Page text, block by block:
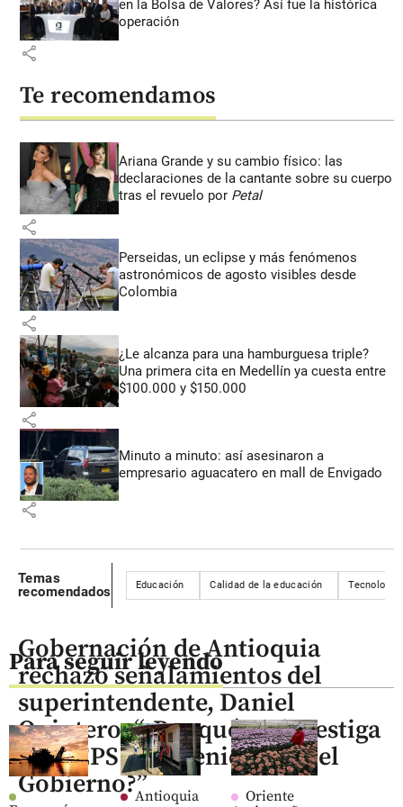
en la Bolsa de Valores? Así fue la histórica
operación
share
Te recomendamos
Ariana Grande y su cambio físico: las
declaraciones de la cantante sobre su cuerpo
tras el revuelo por Petal
share
Perseidas, un eclipse y más fenómenos
astronómicos de agosto visibles desde
Colombia
share
¿Le alcanza para una hamburguesa triple?
Una primera cita en Medellín ya cuesta entre
$100.000 y $150.000
share
Minuto a minuto: así asesinaron a
empresario aguacatero en mall de Envigado
share
Temas
recomendados
Educación Calidad de la educación Tecnología
Para seguir leyendo
Antioquia
Oriente
Gobernación de Antioquia
rechazó señalamientos del
superintendente, Daniel
Quintero: “¿Por qué no investiga
a las EPS intervenidas por el
Gobierno?”